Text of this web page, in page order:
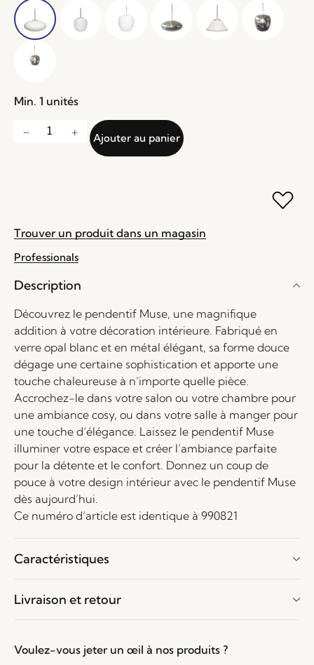
Min. 1 unités
Ajouter au panier
Trouver un produit dans un magasin
Professionals
Description
Découvrez le pendentif Muse, une magnifique
addition à votre décoration intérieure. Fabriqué en
verre opal blanc et en métal élégant, sa forme douce
dégage une certaine sophistication et apporte une
touche chaleureuse à n’importe quelle pièce.
Accrochez-le dans votre salon ou votre chambre pour
une ambiance cosy, ou dans votre salle à manger pour
une touche d’élégance. Laissez le pendentif Muse
illuminer votre espace et créer l’ambiance parfaite
pour la détente et le confort. Donnez un coup de
pouce à votre design intérieur avec le pendentif Muse
dès aujourd’hui.
Ce numéro d’article est identique à 990821
Caractéristiques
Livraison et retour
Voulez-vous jeter un œil à nos produits ?